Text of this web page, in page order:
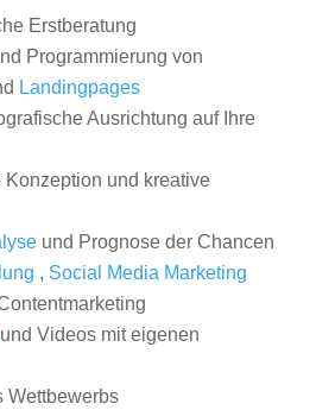
Erstberatung
Programmierung von
Landingpages
Ausrichtung auf Ihre
Konzeption und kreative
und Prognose der Chancen
, Social Media Marketing
und Videos mit eigenen
Wettbewerbs